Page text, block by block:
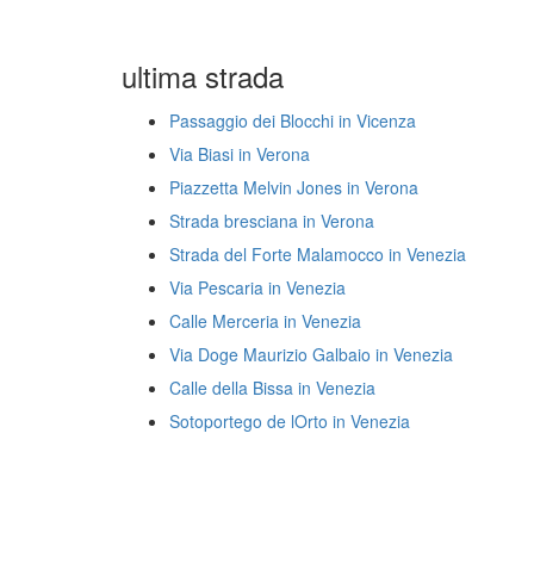
ultima strada
Passaggio dei Blocchi in Vicenza
Via Biasi in Verona
Piazzetta Melvin Jones in Verona
Strada bresciana in Verona
Strada del Forte Malamocco in Venezia
Via Pescaria in Venezia
Calle Merceria in Venezia
Via Doge Maurizio Galbaio in Venezia
Calle della Bissa in Venezia
Sotoportego de lOrto in Venezia